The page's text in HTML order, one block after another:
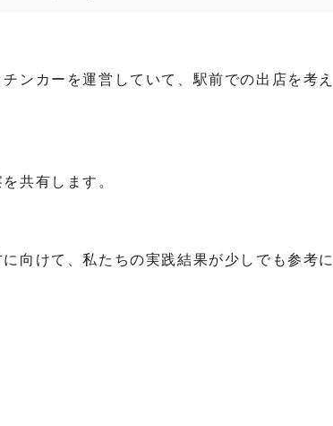
ンカーを運営していて、駅前での出店を考え
共有します。
向けて、私たちの実践結果が少しでも参考に